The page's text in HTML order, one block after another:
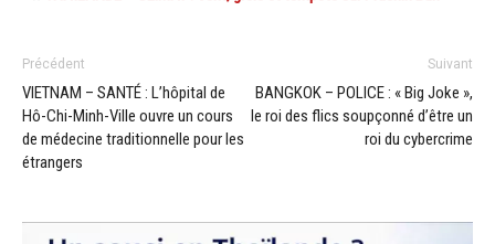
Précédent
VIETNAM – SANTÉ : L’hôpital de
Hô-Chi-Minh-Ville ouvre un cours
de médecine traditionnelle pour les
étrangers
Suivant
BANGKOK – POLICE : « Big Joke »,
le roi des flics soupçonné d’être un
roi du cybercrime